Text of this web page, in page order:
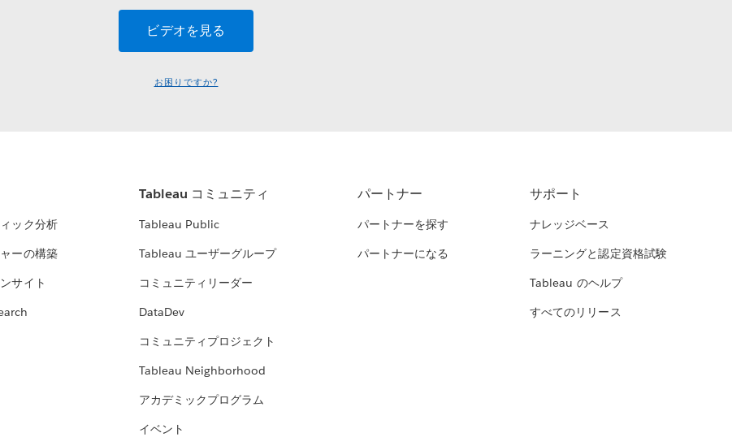
お困りですか?
ック分析
ーの構築
サイト
Tableau コミュニティ
Tableau Public
Tableau ユーザーグループ
コミュニティリーダー
DataDev
コミュニティプロジェクト
Tableau Neighborhood
アカデミックプログラム
イベント
パートナー
パートナーを探す
パートナーになる
サポート
ナレッジベース
ラーニングと認定資格試験
Tableau のヘルプ
すべてのリリース